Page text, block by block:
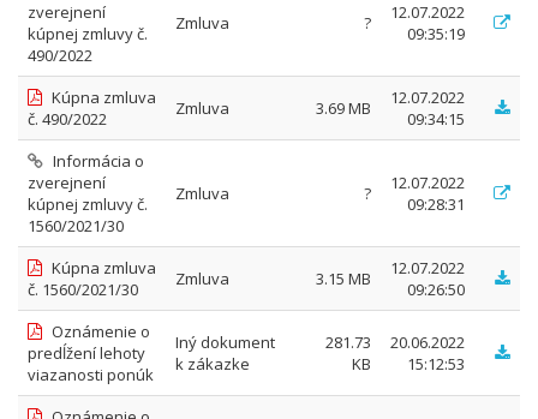
zverejnení
kúpnej zmluvy č.
490/2022
Zmluva ?
12.07.2022
09:35:19
Kúpna zmluva
č. 490/2022
Zmluva 3.69 MB
12.07.2022
09:34:15
Informácia o
zverejnení
kúpnej zmluvy č.
1560/2021/30
Zmluva ?
12.07.2022
09:28:31
Kúpna zmluva
č. 1560/2021/30
Zmluva 3.15 MB
12.07.2022
09:26:50
Oznámenie o
predĺžení lehoty
viazanosti ponúk
Iný dokument
k zákazke
281.73
KB
20.06.2022
15:12:53